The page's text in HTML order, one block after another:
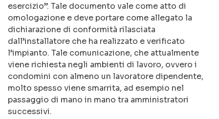
esercizio”. Tale documento vale come atto di
omologazione e deve portare come allegato la
dichiarazione di conformità rilasciata
dall’installatore che ha realizzato e verificato
l’impianto. Tale comunicazione, che attualmente
viene richiesta negli ambienti di lavoro, ovvero i
condomini con almeno un lavoratore dipendente,
molto spesso viene smarrita, ad esempio nel
passaggio di mano in mano tra amministratori
successivi.